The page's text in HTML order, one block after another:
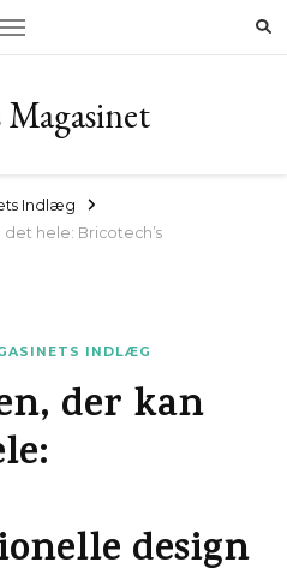
Indlæg
hele: Bricotech’s
INDLÆG
der kan
design